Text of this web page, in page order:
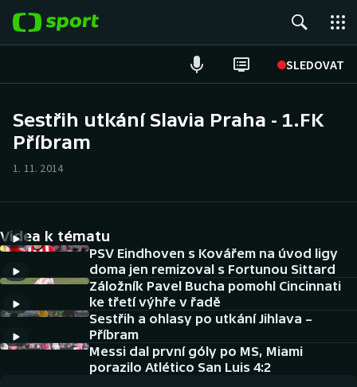
SLEDOVAT
Hokej
Cyklistika
DALŠÍ SPORTY
Americký fotbal
Baseball a softbal
NEPŘEHLÉDNĚTE
Sestřih utkání Slavia Praha - 1.FK
Příbram
1. 11. 2014
Videa k tématu
PSV Eindhoven s Kovářem na úvod ligy
doma jen remizoval s Fortunou Sittard
Záložník Pavel Bucha pomohl Cincinnati
ke třetí výhře v řadě
Sestřih a ohlasy po utkání Jihlava –
Příbram
Messi dal první góly po MS, Miami
porazilo Atlético San Luis 4:2